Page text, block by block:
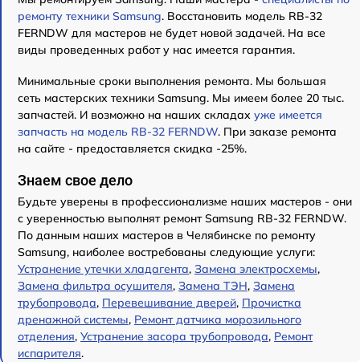
ремонту техники Samsung. Восстановить модель RB-32
FERNDW для мастеров не будет новой задачей. На все
виды проведенных работ у нас имеется гарантия.
Минимальные сроки выполнения ремонта. Мы большая
сеть мастерских техники Samsung. Мы имеем более 20 тыс.
запчастей. И возможно на наших складах уже имеется
запчасть на модель RB-32 FERNDW. При заказе ремонта
на сайте - предоставляется скидка -25%.
Знаем свое дело
Будьте уверены в профессионализме наших мастеров - они
с уверенностью выполнят ремонт Samsung RB-32 FERNDW.
По данным наших мастеров в Челябинске по ремонту
Samsung, наиболее востребованы следующие услуги:
Устранение утечки хладагента, Замена электросхемы,
Замена фильтра осушителя, Замена ТЭН, Замена
трубопровода, Перевешивание дверей, Прочистка
дренажной системы, Ремонт датчика морозильного
отделения, Устранение засора трубопровода, Ремонт
испарителя.